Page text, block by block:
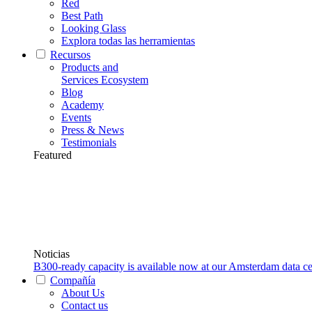
Red
Best Path
Looking Glass
Explora todas las herramientas
Recursos
Products and
Services Ecosystem
Blog
Academy
Events
Press & News
Testimonials
Featured
Noticias
B300-ready capacity is available now at our Amsterdam data
Compañía
About Us
Contact us